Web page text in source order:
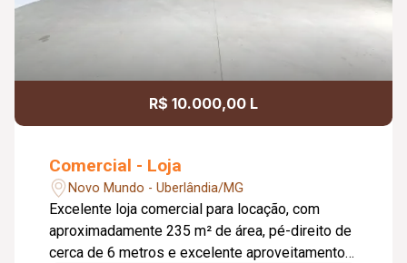
R$ 10.000,00 L
Comercial - Loja
Novo Mundo - Uberlândia/MG
Excelente loja comercial para locação, com
aproximadamente 235 m² de área, pé-direito de
cerca de 6 metros e excelente aproveitamento